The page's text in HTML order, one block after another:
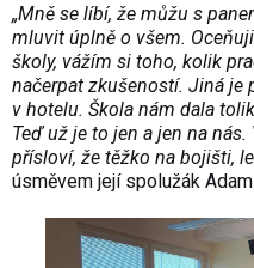
„Mně se líbí, že můžu s
mluvit úplně o všem.
školy, vážím si toho, kolik
načerpat zkušeností. Jiná je
v hotelu. Škola nám dala
Teď už je to jen a jen na
přísloví, že těžko na bojišti,
úsměvem její spolužák Adam